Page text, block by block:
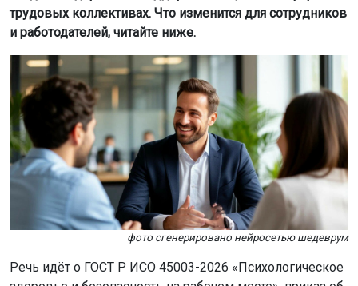
Речь идёт о ГОСТ Р ИСО 45003-2026 «Психологическое
здоровье и безопасность на рабочем месте», приказ об
утверждении которого подписан Росстандартом 16
июня 2026 года. Документ вступит в силу 1 февраля
2027 года.
Новый ГОСТ — это российская версия международного
стандарта ISO 45003:2021, разработанного для
управления так называемыми психосоциальными
рисками на работе. Он призван помочь работодателям
предотвращать стресс, выгорание и конфликты среди
сотрудников, а также содействовать благополучию на
рабочем месте. Документ носит рекомендательный
несоблюдение, однако задаёт чёткие ориентиры для